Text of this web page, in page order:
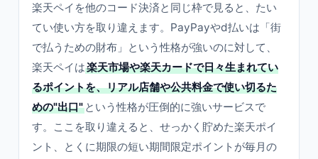
楽天ペイを他のコード決済と同じ枠で見ると、たい
てい使い方を取り違えます。PayPayやd払いは「街
で払うための財布」という性格が強いのに対して、
楽天ペイは楽天市場や楽天カードで日々生まれてい
るポイントを、リアル店舗や公共料金で使い切るた
めの"出口" という性格が圧倒的に強いサービスで
す。ここを取り違えると、せっかく貯めた楽天ポイ
ント、とくに期限の短い期間限定ポイントが毎月の